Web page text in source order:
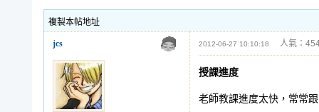
複製本帖地址
jcs 2012-06-27 10:10:18 人氣：
授課進度
老師教課進度太快，常常